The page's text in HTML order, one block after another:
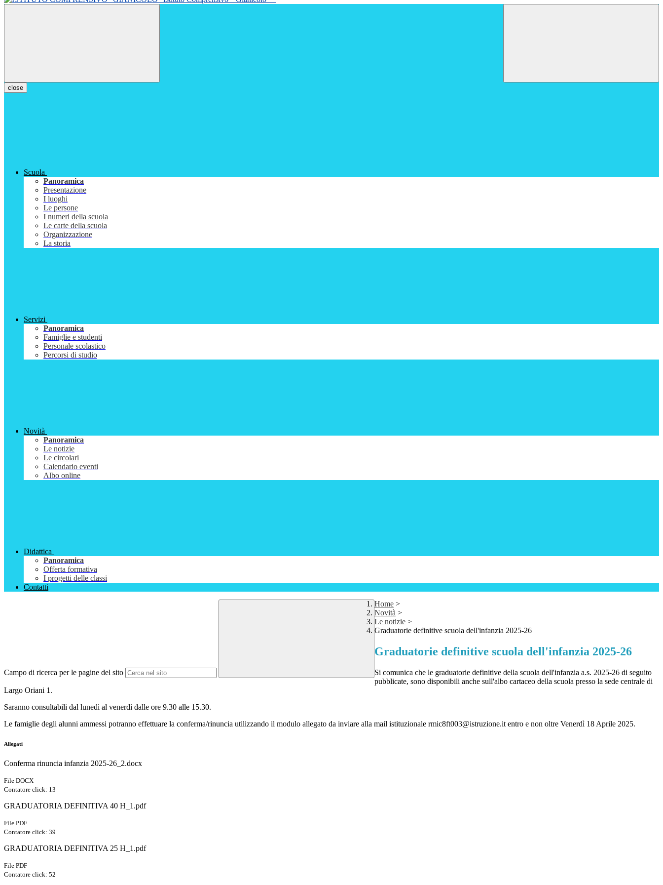
close
Scuola
Panoramica
Presentazione
I luoghi
Le persone
I numeri della scuola
Le carte della scuola
Organizzazione
La storia
Servizi
Panoramica
Famiglie e studenti
Personale scolastico
Percorsi di studio
Novità
Panoramica
Le notizie
Le circolari
Calendario eventi
Albo online
Didattica
Panoramica
Offerta formativa
I progetti delle classi
Contatti
Campo di ricerca per le pagine del sito
Home >
Novità >
Le notizie >
Graduatorie definitive scuola dell'infanzia 2025-26
Graduatorie definitive scuola dell'infanzia 2025-26
Si comunica che le graduatorie definitive della scuola dell'infanzia a.s. 2025-26 di seguito
pubblicate, sono disponibili anche sull'albo cartaceo della scuola presso la sede centrale di
Largo Oriani 1.
Saranno consultabili dal lunedì al venerdì dalle ore 9.30 alle 15.30.
Le famiglie degli alunni ammessi potranno effettuare la conferma/rinuncia utilizzando il modulo allegato da inviare alla mail istituzionale rmic8ft003@istruzione.it entro e non oltre Venerdì 18 Aprile 2025.
Allegati
Conferma rinuncia infanzia 2025-26_2.docx
File DOCX
Contatore click: 13
GRADUATORIA DEFINITIVA 40 H_1.pdf
File PDF
Contatore click: 39
GRADUATORIA DEFINITIVA 25 H_1.pdf
File PDF
Contatore click: 52